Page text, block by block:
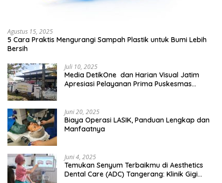
Agustus 15, 2025
5 Cara Praktis Mengurangi Sampah Plastik untuk Bumi Lebih
Bersih
Juli 10, 2025
Media DetikOne dan Harian Visual Jatim
Apresiasi Pelayanan Prima Puskesmas
Juni 20, 2025
Biaya Operasi LASIK, Panduan Lengkap dan
Manfaatnya
Juni 4, 2025
Temukan Senyum Terbaikmu di Aesthetics
Dental Care (ADC) Tangerang: Klinik Gigi